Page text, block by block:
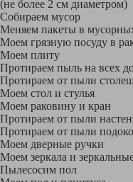
(не более 2 см диаметром)
Собираем мусор
Меняем пакеты в
Моем грязную посуду в
Моем плиту
Протираем пыль на всех
Протираем от пыли
Моем стол и стулья
Моем раковину и кран
Протираем от пыли
Протираем от пыли
Моем дверные ручки
Моем зеркала и
Пылесосим пол